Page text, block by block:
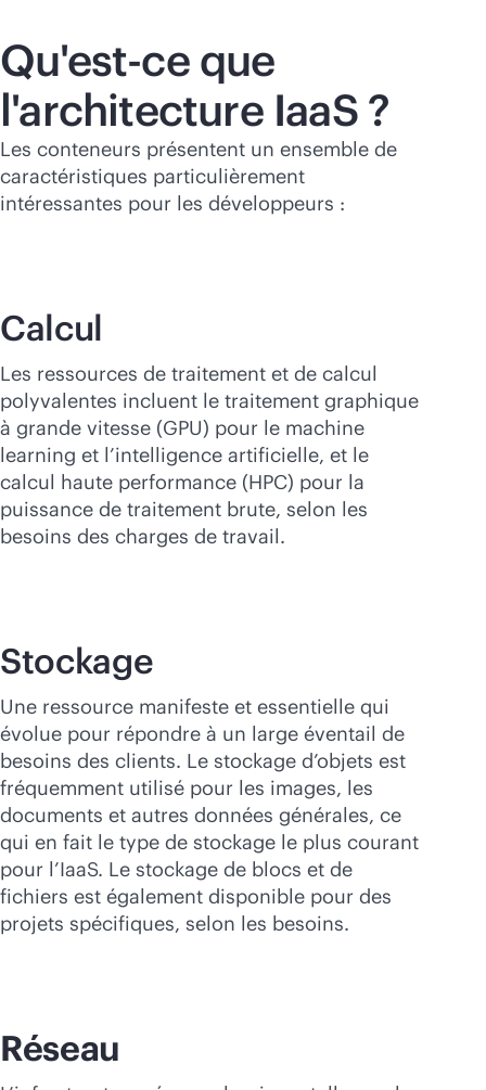
Qu'est-ce que
l'architecture IaaS ?
Les conteneurs présentent un ensemble de
caractéristiques particulièrement
intéressantes pour les développeurs :
Calcul
Les ressources de traitement et de calcul
polyvalentes incluent le traitement graphique
à grande vitesse (GPU) pour le machine
learning et l’intelligence artificielle, et le
calcul haute performance (HPC) pour la
puissance de traitement brute, selon les
besoins des charges de travail.
Stockage
Une ressource manifeste et essentielle qui
évolue pour répondre à un large éventail de
besoins des clients. Le stockage d’objets est
fréquemment utilisé pour les images, les
documents et autres données générales, ce
qui en fait le type de stockage le plus courant
pour l’IaaS. Le stockage de blocs et de
fichiers est également disponible pour des
projets spécifiques, selon les besoins.
Réseau